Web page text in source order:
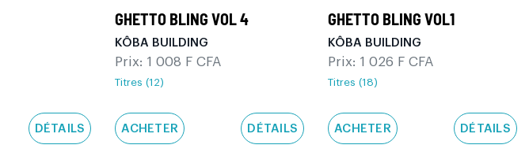
DÉTAILS
GHETTO BLING VOL 4
KÔBA BUILDING
Prix: 1 008 F CFA
Titres (12)
ACHETER DÉTAILS
GHETTO BLING VOL1
KÔBA BUILDING
Prix: 1 026 F CFA
Titres (18)
ACHETER DÉTAILS